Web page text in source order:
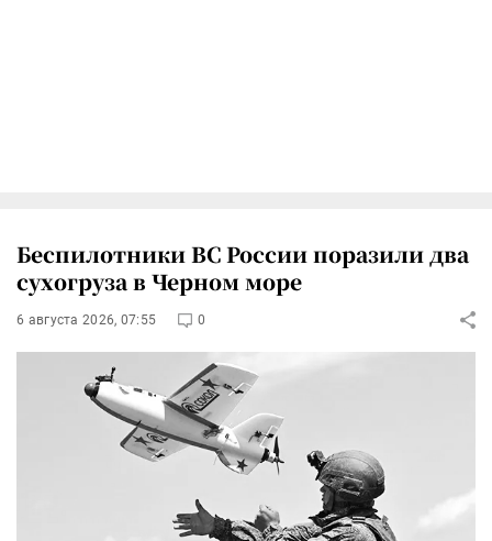
Беспилотники ВС России поразили два
сухогруза в Черном море
6 августа 2026, 07:55 0